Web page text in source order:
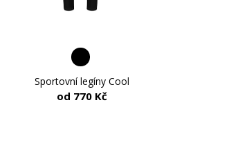
Sportovní legíny Cool
od 770 Kč